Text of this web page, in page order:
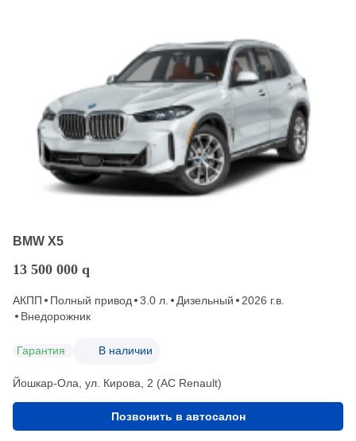
BMW X5
13 500 000 q
АКПП Полный привод 3.0 л. Дизельный
2026 г.в.
Внедорожник
Гарантия В наличии
Йошкар-Ола, ул. Кирова, 2 (АС Renault)
Позвонить в автосалон